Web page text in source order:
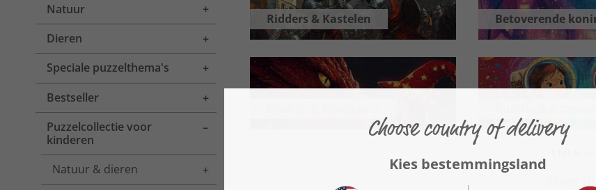
Natuur
Toggle menu
Dieren
Toggle menu
Speciale puzzelthema's
Toggle menu
Bestseller
Toggle menu
Puzzelcollectie voor
kinderen
Toggle menu
Natuur & dieren
Toggle menu
Ridders & Kastelen Betoverende